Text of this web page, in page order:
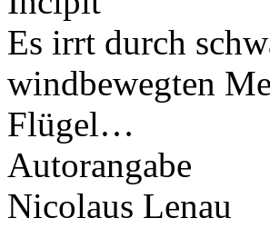
Es irrt durch
windbewegten
Flügel…
Autorangabe
Nicolaus Lenau